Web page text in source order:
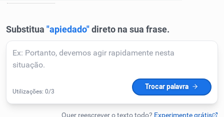
Corrigir Texto
Detector de IA